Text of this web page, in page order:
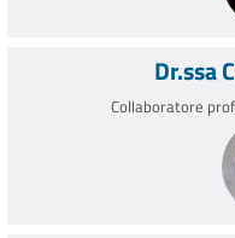
Dr.ssa
Collaboratore